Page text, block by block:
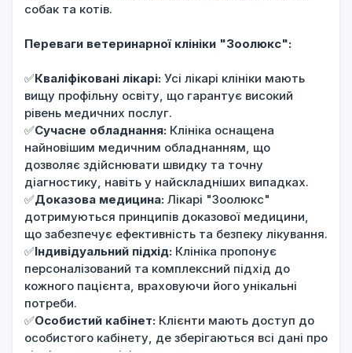
собак та котів.
Переваги ветеринарної клініки "Зоолюкс":
✅Кваліфіковані лікарі: Усі лікарі клініки мають
вищу профільну освіту, що гарантує високий
рівень медичних послуг.
✅Сучасне обладнання: Клініка оснащена
найновішим медичним обладнанням, що
дозволяє здійснювати швидку та точну
діагностику, навіть у найскладніших випадках.
✅Доказова медицина: Лікарі "Зоолюкс"
дотримуються принципів доказової медицини,
що забезпечує ефективність та безпеку лікування.
✅Індивідуальний підхід: Клініка пропонує
персоналізований та комплексний підхід до
кожного пацієнта, враховуючи його унікальні
потреби.
✅Особистий кабінет: Клієнти мають доступ до
особистого кабінету, де зберігаються всі дані про